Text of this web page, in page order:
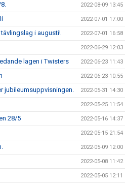
2022-08-09 13:45
2022-07-01 17:00
i augusti! 2022-07-01 16:58
2022-06-29 12:03
lagen i Twisters 2022-06-23 11:43
2022-06-23 10:55
jubileumsuppvisningen. 2022-05-31 14:30
2022-05-25 11:54
28/5 2022-05-16 14:37
2022-05-15 21:54
2022-05-09 12:00
2022-05-08 11:42
2022-05-05 12:11